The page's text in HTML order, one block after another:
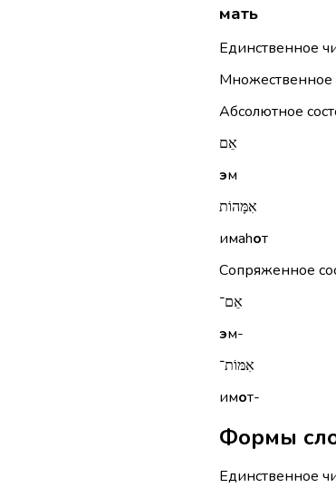
мать
Единственное
Множественное
Абсолютное
אֵם
эм
אִמָּהוֹת
имаhот
Сопряженное
אֵם־
эм-
אִמּוֹת־
имот-
Единственное